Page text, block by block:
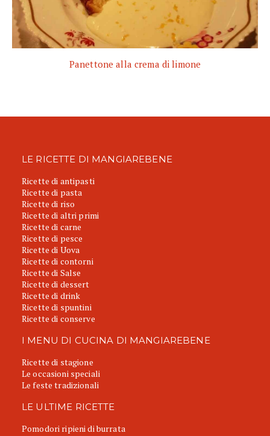
Panettone alla crema di limone
LE RICETTE DI MANGIAREBENE
Ricette di antipasti
Ricette di pasta
Ricette di riso
Ricette di altri primi
Ricette di carne
Ricette di pesce
Ricette di Uova
Ricette di contorni
Ricette di Salse
Ricette di dessert
Ricette di drink
Ricette di spuntini
Ricette di conserve
I MENU DI CUCINA DI MANGIAREBENE
Ricette di stagione
Le occasioni speciali
Le feste tradizionali
LE ULTIME RICETTE
Pomodori ripieni di burrata